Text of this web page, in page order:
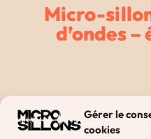
Gérer le
cookies
Micro-
d’ondes
Diffusions